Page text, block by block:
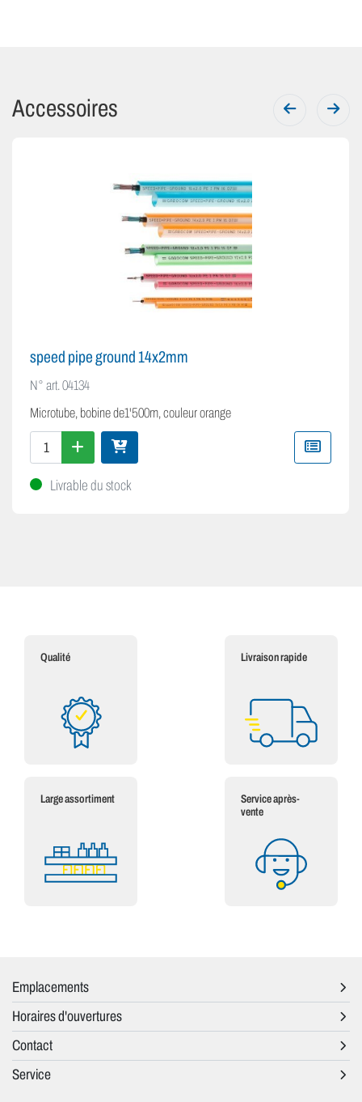
Accessoires
speed pipe ground 14x2mm
N° art.04134
Microtube, bobine de1'500m, couleur orange
Livrable du stock
Qualité Livraison rapide
Large assortiment
Service après-
vente
Emplacements
Horaires d'ouvertures
Contact
Service